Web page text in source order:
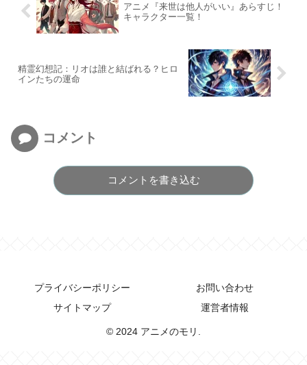
アニメ『来世は他人がいい』あらすじ！
キャラクター一覧！
精霊幻想記：リオは誰と結ばれる？ヒロ
インたちの運命
コメント
コメントを書き込む
プライバシーポリシー
お問い合わせ
サイトマップ
運営者情報
© 2024 アニメのモリ.